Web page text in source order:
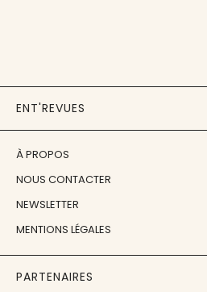
ENT'REVUES
À PROPOS
NOUS CONTACTER
NEWSLETTER
MENTIONS LÉGALES
PARTENAIRES